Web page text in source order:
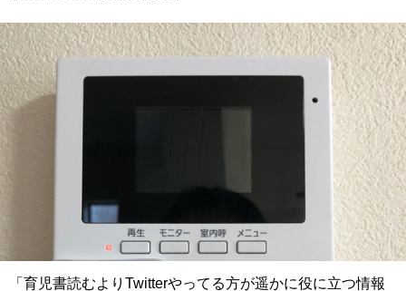
「 育児書読むよりTwitterやってる方が遥かに役に立つ情報